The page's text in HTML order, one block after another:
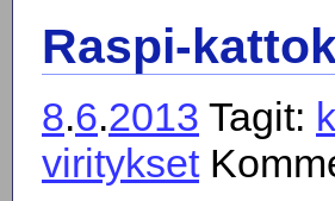
Raspi-
8.6.2013 Tagit:
viritykset